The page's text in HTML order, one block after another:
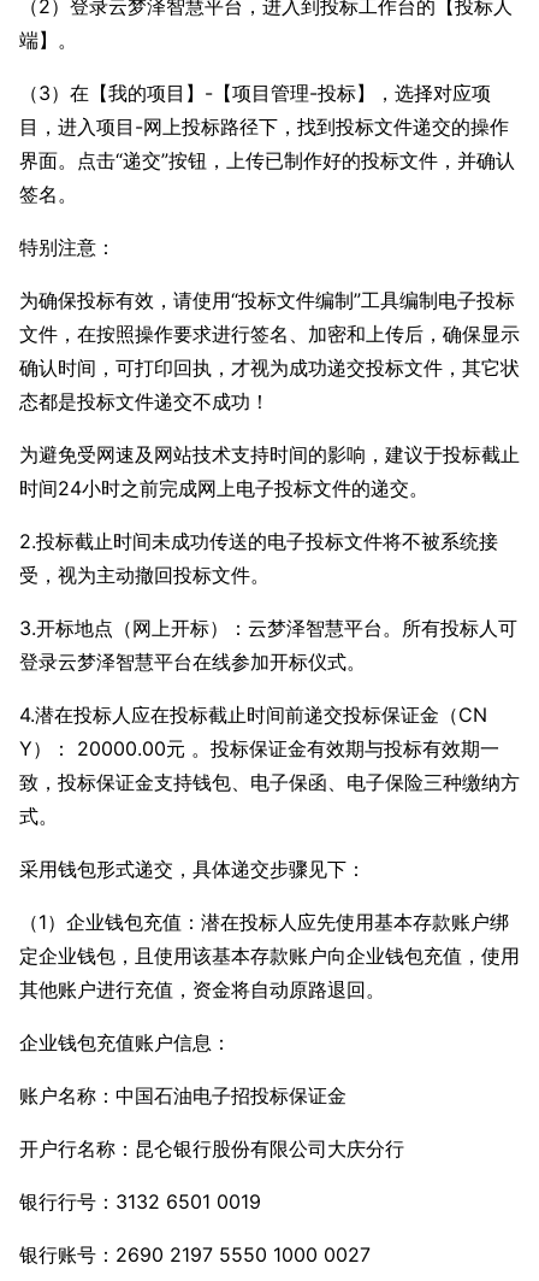
（2）登录云梦泽智慧平台，进入到投标工作台的【投标人
端】。
（3）在【我的项目】-【项目管理-投标】，选择对应项
目，进入项目-网上投标路径下，找到投标文件递交的操作
界面。点击“递交”按钮，上传已制作好的投标文件，并确认
签名。
特别注意：
为确保投标有效，请使用“投标文件编制”工具编制电子投标
文件，在按照操作要求进行签名、加密和上传后，确保显示
确认时间，可打印回执，才视为成功递交投标文件，其它状
态都是投标文件递交不成功！
为避免受网速及网站技术支持时间的影响，建议于投标截止
时间24小时之前完成网上电子投标文件的递交。
2.投标截止时间未成功传送的电子投标文件将不被系统接
受，视为主动撤回投标文件。
3.开标地点（网上开标）：云梦泽智慧平台。所有投标人可
登录云梦泽智慧平台在线参加开标仪式。
4.潜在投标人应在投标截止时间前递交投标保证金（CN
Y）： 20000.00元 。投标保证金有效期与投标有效期一
致，投标保证金支持钱包、电子保函、电子保险三种缴纳方
式。
采用钱包形式递交，具体递交步骤见下：
（1）企业钱包充值：潜在投标人应先使用基本存款账户绑
定企业钱包，且使用该基本存款账户向企业钱包充值，使用
其他账户进行充值，资金将自动原路退回。
企业钱包充值账户信息：
账户名称：中国石油电子招投标保证金
开户行名称：昆仑银行股份有限公司大庆分行
银行行号：3132 6501 0019
银行账号：2690 2197 5550 1000 0027